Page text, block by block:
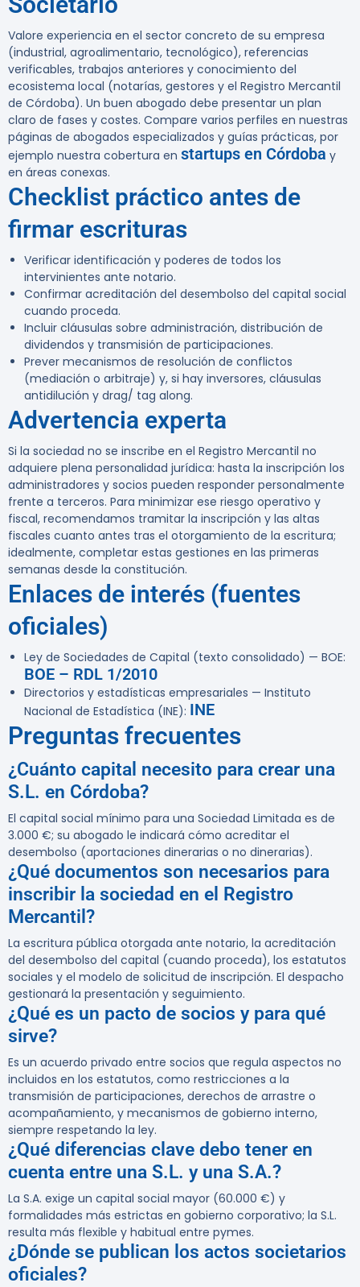
Valore experiencia en el sector concreto de su empresa
(industrial, agroalimentario, tecnológico), referencias
verificables, trabajos anteriores y conocimiento del
ecosistema local (notarías, gestores y el Registro Mercantil
de Córdoba). Un buen abogado debe presentar un plan
claro de fases y costes. Compare varios perfiles en nuestras
páginas de abogados especializados y guías prácticas, por
ejemplo nuestra cobertura en startups en Córdoba y
en áreas conexas.
Checklist práctico antes de
firmar escrituras
Verificar identificación y poderes de todos los
intervinientes ante notario.
Confirmar acreditación del desembolso del capital social
cuando proceda.
Incluir cláusulas sobre administración, distribución de
dividendos y transmisión de participaciones.
Prever mecanismos de resolución de conflictos
(mediación o arbitraje) y, si hay inversores, cláusulas
antidilución y drag/ tag along.
Advertencia experta
Si la sociedad no se inscribe en el Registro Mercantil no
adquiere plena personalidad jurídica: hasta la inscripción los
administradores y socios pueden responder personalmente
frente a terceros. Para minimizar ese riesgo operativo y
fiscal, recomendamos tramitar la inscripción y las altas
fiscales cuanto antes tras el otorgamiento de la escritura;
idealmente, completar estas gestiones en las primeras
semanas desde la constitución.
Enlaces de interés (fuentes
oficiales)
Ley de Sociedades de Capital (texto consolidado) — BOE:
BOE – RDL 1/2010
Directorios y estadísticas empresariales — Instituto
Nacional de Estadística (INE): INE
Preguntas frecuentes
¿Cuánto capital necesito para crear una
S.L. en Córdoba?
El capital social mínimo para una Sociedad Limitada es de
3.000 €; su abogado le indicará cómo acreditar el
desembolso (aportaciones dinerarias o no dinerarias).
¿Qué documentos son necesarios para
inscribir la sociedad en el Registro
Mercantil?
La escritura pública otorgada ante notario, la acreditación
del desembolso del capital (cuando proceda), los estatutos
sociales y el modelo de solicitud de inscripción. El despacho
gestionará la presentación y seguimiento.
¿Qué es un pacto de socios y para qué
sirve?
Es un acuerdo privado entre socios que regula aspectos no
incluidos en los estatutos, como restricciones a la
transmisión de participaciones, derechos de arrastre o
acompañamiento, y mecanismos de gobierno interno,
siempre respetando la ley.
¿Qué diferencias clave debo tener en
cuenta entre una S.L. y una S.A.?
La S.A. exige un capital social mayor (60.000 €) y
formalidades más estrictas en gobierno corporativo; la S.L.
resulta más flexible y habitual entre pymes.
¿Dónde se publican los actos societarios
oficiales?